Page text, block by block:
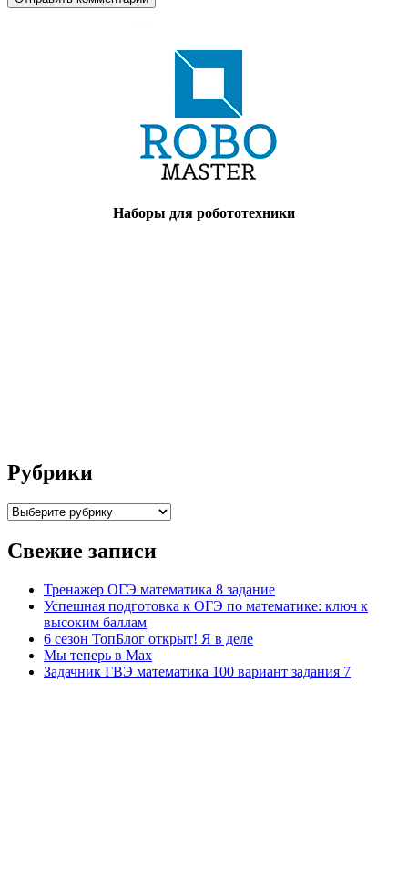
Наборы для робототехники
Рубрики
Рубрики
Свежие записи
Тренажер ОГЭ математика 8 задание
Успешная подготовка к ОГЭ по математике: ключ к
высоким баллам
6 сезон ТопБлог открыт! Я в деле
Мы теперь в Max
Задачник ГВЭ математика 100 вариант задания 7